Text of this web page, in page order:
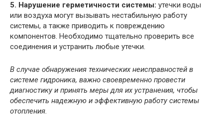
5. Нарушение герметичности системы: утечки воды
или воздуха могут вызывать нестабильную работу
системы, а также приводить к повреждению
компонентов. Необходимо тщательно проверить все
соединения и устранить любые утечки.
В случае обнаружения технических неисправностей в
системе гидроника, важно своевременно провести
диагностику и принять меры для их устранения, чтобы
обеспечить надежную и эффективную работу системы
отопления.